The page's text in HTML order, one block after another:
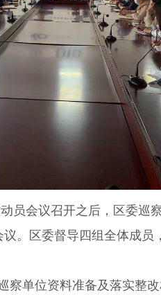
员会议召开之后，区委巡
。区委督导四组全体成员，
单位资料准备及落实整